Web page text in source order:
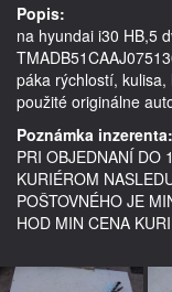
Popis:
na hyundai i30 HB,5
páka rýchlostí,
použité originálne
Poznámka inzerenta:
PRI OBJEDNANÍ DO
KURIÉROM
POŠTOVNÉHO JE
HOD MIN CENA